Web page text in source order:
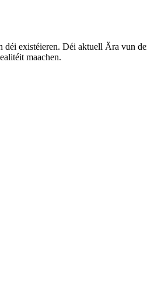
existéieren. Déi aktuell Ära vun
maachen.